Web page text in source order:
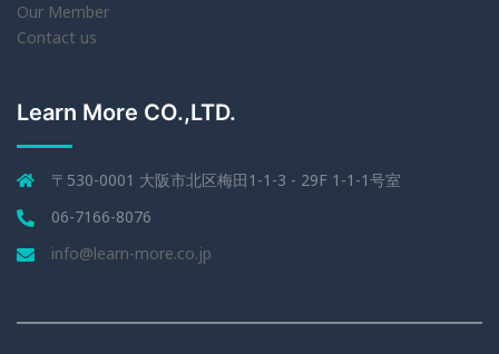
Our Member
Contact us
Learn More CO.,LTD.
〒530-0001 大阪市北区梅田1-1-3 - 29F 1-1-1号室
06-7166-8076
info@learn-more.co.jp